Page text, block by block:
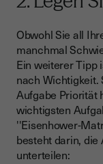
Obwohl Sie all
manchmal
Ein weiterer Tipp
nach Wichtigkeit.
Aufgabe Priorität
wichtigsten
''Eisenhower-
besteht darin, die
unterteilen: